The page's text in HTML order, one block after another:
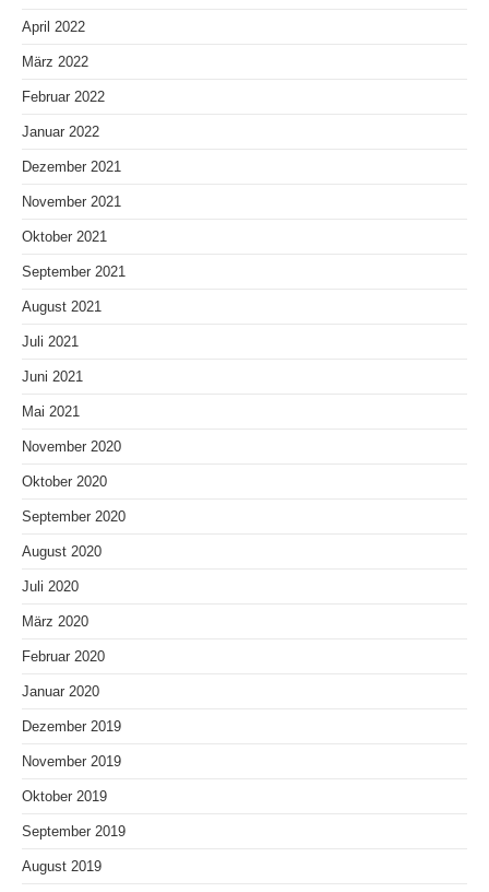
April 2022
März 2022
Februar 2022
Januar 2022
Dezember 2021
November 2021
Oktober 2021
September 2021
August 2021
Juli 2021
Juni 2021
Mai 2021
November 2020
Oktober 2020
September 2020
August 2020
Juli 2020
März 2020
Februar 2020
Januar 2020
Dezember 2019
November 2019
Oktober 2019
September 2019
August 2019